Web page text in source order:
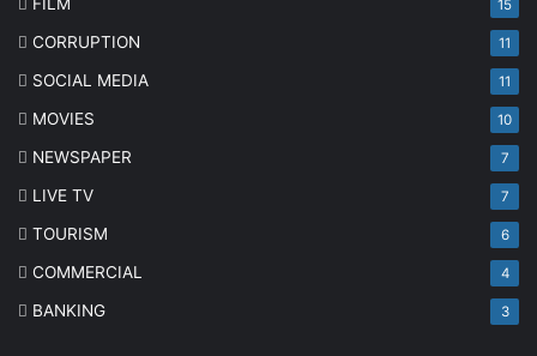
FILM 15
CORRUPTION 11
SOCIAL MEDIA 11
MOVIES 10
NEWSPAPER 7
LIVE TV 7
TOURISM 6
COMMERCIAL 4
BANKING 3